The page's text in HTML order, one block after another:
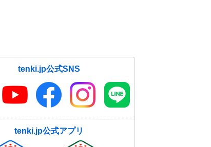
tenki.jp公式SNS
tenki.jp公式アプリ